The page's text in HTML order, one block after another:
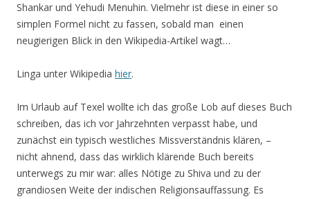
Shankar und Yehudi Menuhin. Vielmehr ist diese in einer so
simplen Formel nicht zu fassen, sobald man einen
neugierigen Blick in den Wikipedia-Artikel wagt…
Linga unter Wikipedia hier.
Im Urlaub auf Texel wollte ich das große Lob auf dieses Buch
schreiben, das ich vor Jahrzehnten verpasst habe, und
zunächst ein typisch westliches Missverständnis klären, –
nicht ahnend, dass das wirklich klärende Buch bereits
unterwegs zu mir war: alles Nötige zu Shiva und zu der
grandiosen Weite der indischen Religionsauffassung. Es